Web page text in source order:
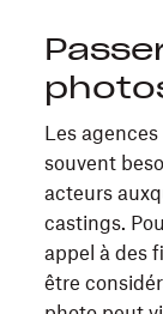
Les
souvent
acteurs
castings.
appel à des
être